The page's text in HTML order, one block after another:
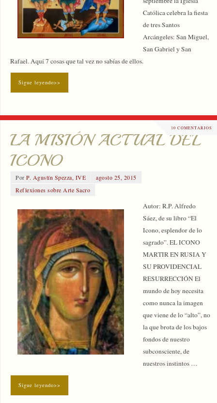
Católica celebra la fiesta
de tres Santos
Arcángeles: San Miguel,
San Gabriel y San
Rafael. Aquí 7 cosas que tal vez no sabías de ellos.
Sigue leyendo>>
10 COMENTARIOS
LA MISIÓN ACTUAL DEL
ICONO
PorP. Agustín Spezza, IVE
agosto 25, 2015
Reflexiones sobre Arte Sacro
Autor: R.P. Alfredo
Sáez, de su libro “El
Icono, esplendor de lo
sagrado”. EL ICONO
MARTIR EN RUSIA Y
SU PROVIDENCIAL
RESURRECCIÓN El
mundo de hoy necesita
como nunca la imagen
que viene de lo “alto”, no
la que brota de los bajos
fondos de nuestro
subconsciente, de
nuestros instintos …
Sigue leyendo>>